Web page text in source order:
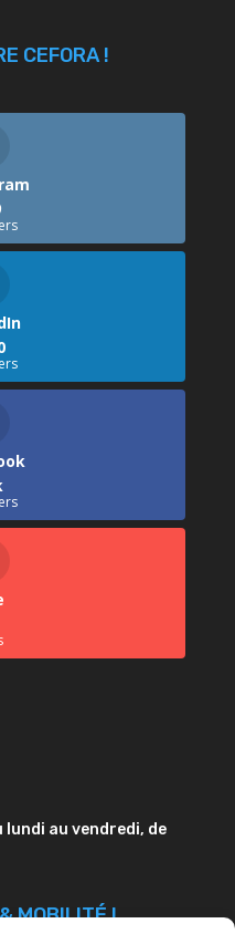
CEFORA !
lundi au vendredi, de
MOBILITÉ !